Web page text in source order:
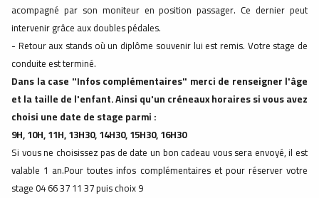
acompagné par son moniteur en position passager. Ce dernier peut
intervenir grâce aux doubles pédales.
- Retour aux stands où un diplôme souvenir lui est remis. Votre stage de
conduite est terminé.
Dans la case "Infos complémentaires" merci de renseigner l'âge
et la taille de l'enfant. Ainsi qu'un créneaux horaires si vous avez
choisi une date de stage parmi :
9H, 10H, 11H, 13H30, 14H30, 15H30, 16H30
Si vous ne choisissez pas de date un bon cadeau vous sera envoyé, il est
valable 1 an.Pour toutes infos complémentaires et pour réserver votre
stage 04 66 37 11 37 puis choix 9